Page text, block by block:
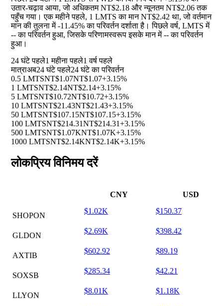
उतार-चढ़ाव आया, जो अधिकतम NT$2.18 और न्यूनतम NT$2.06 तक
पहुँच गया। एक महीने पहले, 1 LMTS का मान NT$2.42 था, जो वर्तमान
मान की तुलना में-11.45%का परिवर्तन दर्शाता है। पिछले वर्ष, LMTS में
--का परिवर्तन हुआ, जिसके परिणामस्वरूप इसके मान में--का परिवर्तन
हुआ।
24 घंटे पहले1 महीना पहले1 वर्ष पहले
मात्राअब24 घंटे पहले24 घंटे का परिवर्तन
0.5 LMTSNT$1.07NT$1.07+3.15%
1 LMTSNT$2.14NT$2.14+3.15%
5 LMTSNT$10.72NT$10.72+3.15%
10 LMTSNT$21.43NT$21.43+3.15%
50 LMTSNT$107.15NT$107.15+3.15%
100 LMTSNT$214.31NT$214.31+3.15%
500 LMTSNT$1.07KNT$1.07K+3.15%
1000 LMTSNT$2.14KNT$2.14K+3.15%
लोकप्रिय विनिमय दरें
CNY USD
SHOPON
$1.02K $150.37
GLDON
$2.69K $398.42
AXTIB
$602.92 $89.19
SOXSB
$285.34 $42.21
LLYON
$8.01K $1.18K